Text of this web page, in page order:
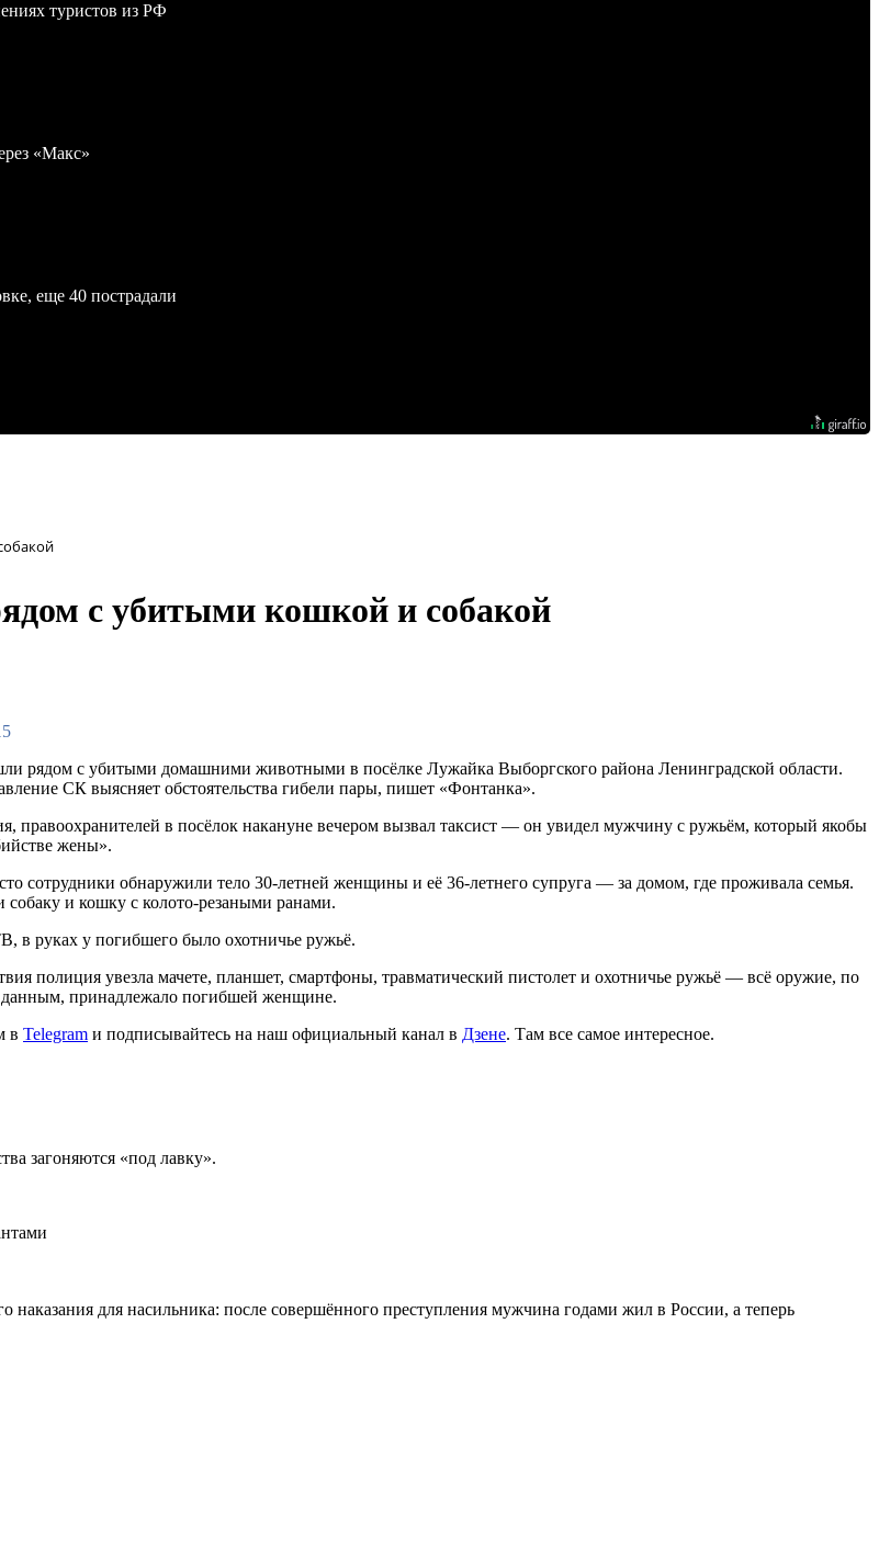
туристов из РФ
«Макс»
еще 40 пострадали
с убитыми кошкой и собакой
рядом с убитыми домашними животными в посёлке Лужайка Выборгского района Ленинградской области.
СК выясняет обстоятельства гибели пары, пишет «Фонтанка».
правоохранителей в посёлок накануне вечером вызвал таксист — он увидел мужчину с ружьём, который якобы
жены».
сотрудники обнаружили тело 30-летней женщины и её 36-летнего супруга — за домом, где проживала семья.
и кошку с колото-резаными ранами.
руках у погибшего было охотничье ружьё.
полиция увезла мачете, планшет, смартфоны, травматический пистолет и охотничье ружьё — всё оружие, по
принадлежало погибшей женщине.
в Telegram и подписывайтесь на наш официальный канал в Дзене. Там все самое интересное.
загоняются «под лавку».
для насильника: после совершённого преступления мужчина годами жил в России, а теперь